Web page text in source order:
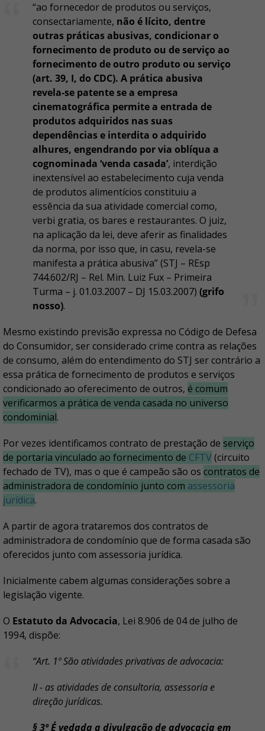
“ao fornecedor de produtos ou serviços,
consectariamente, não é lícito, dentre
outras práticas abusivas, condicionar o
fornecimento de produto ou de serviço ao
fornecimento de outro produto ou serviço
(art. 39, I, do CDC). A prática abusiva
revela-se patente se a empresa
cinematográfica permite a entrada de
produtos adquiridos nas suas
dependências e interdita o adquirido
alhures, engendrando por via oblíqua a
cognominada ‘venda casada’, interdição
inextensível ao estabelecimento cuja venda
de produtos alimentícios constituiu a
essência da sua atividade comercial como,
verbi gratia, os bares e restaurantes. O juiz,
na aplicação da lei, deve aferir as finalidades
da norma, por isso que, in casu, revela-se
manifesta a prática abusiva” (STJ – REsp
744.602/RJ – Rel. Min. Luiz Fux – Primeira
Turma – j. 01.03.2007 – DJ 15.03.2007) (grifo
nosso).
Mesmo existindo previsão expressa no Código de Defesa
do Consumidor, ser considerado crime contra as relações
de consumo, além do entendimento do STJ ser contrário a
essa prática de fornecimento de produtos e serviços
condicionado ao oferecimento de outros, é comum
verificarmos a prática de venda casada no universo
condominial.
Por vezes identificamos contrato de prestação de serviço
de portaria vinculado ao fornecimento de CFTV (circuito
fechado de TV), mas o que é campeão são os contratos de
administradora de condomínio junto com assessoria
jurídica.
A partir de agora trataremos dos contratos de
administradora de condomínio que de forma casada são
oferecidos junto com assessoria jurídica.
Inicialmente cabem algumas considerações sobre a
legislação vigente.
O Estatuto da Advocacia, Lei 8.906 de 04 de julho de
1994, dispõe:
“Art. 1º São atividades privativas de advocacia:
II - as atividades de consultoria, assessoria e
direção jurídicas.
§ 3º É vedada a divulgação de advocacia em